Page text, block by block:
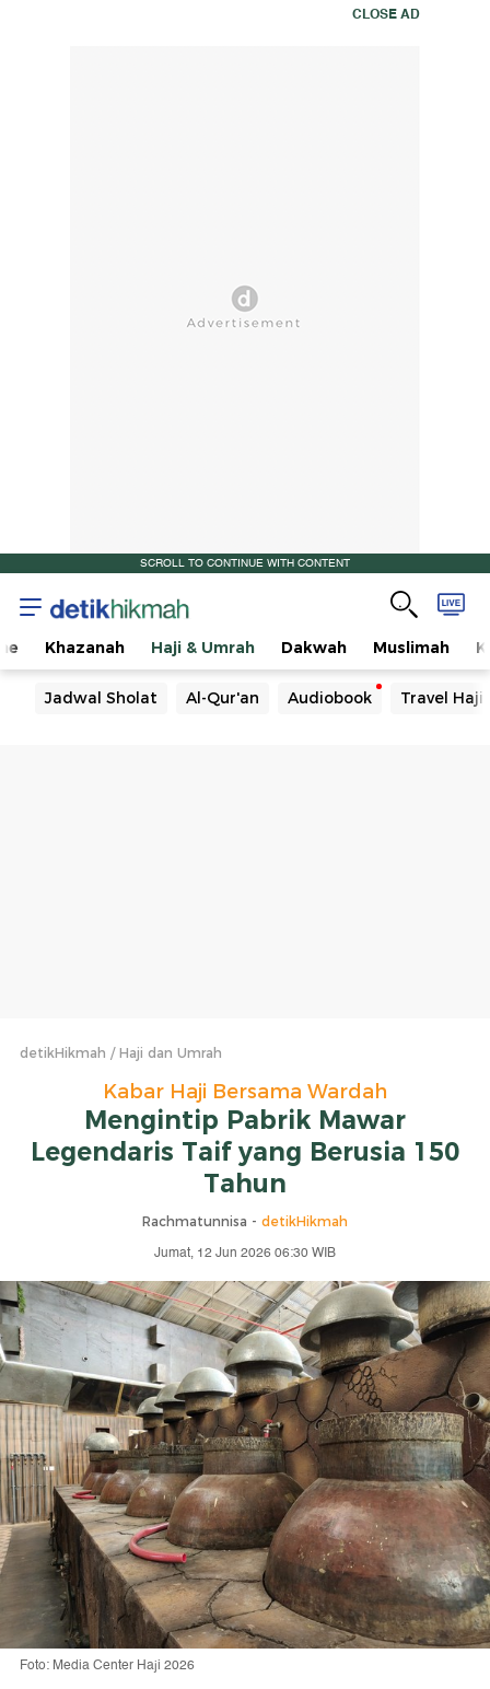
CLOSE AD
SCROLL TO CONTINUE WITH CONTENT
Khazanah Haji & Umrah Dakwah Muslimah
Jadwal Sholat Al-Qur'an Audiobook Travel Haji
detikHikmah Haji dan Umrah
Kabar Haji Bersama Wardah
Mengintip Pabrik Mawar
Legendaris Taif yang Berusia 150
Tahun
Rachmatunnisa - detikHikmah
Jumat, 12 Jun 2026 06:30 WIB
Foto: Media Center Haji 2026